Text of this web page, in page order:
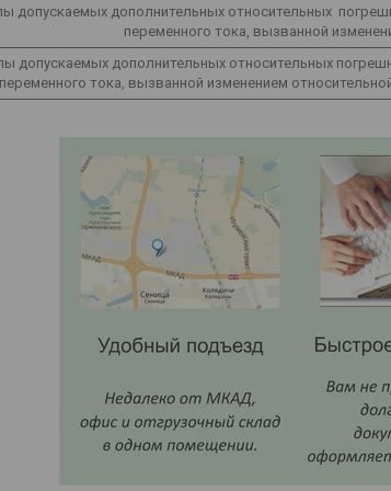
допускаемых дополнительных относительных
переменного тока, вызванной
допускаемых дополнительных относительных
переменного тока, вызванной изменением